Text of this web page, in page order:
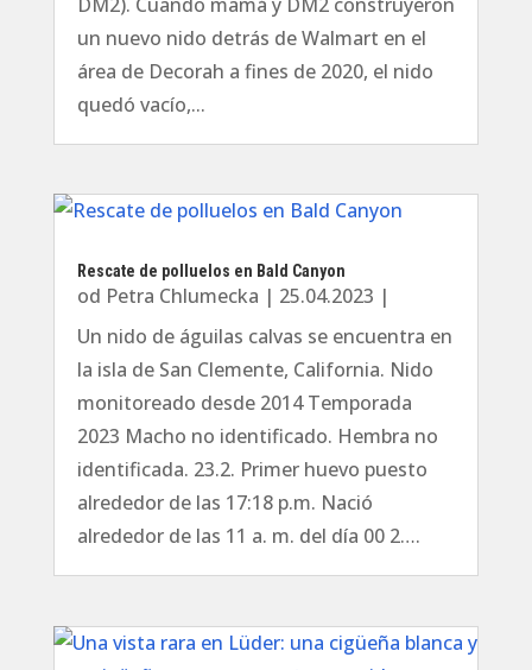
un nuevo nido detrás de Walmart en el
área de Decorah a fines de 2020, el nido
quedó vacío,...
Rescate de polluelos en Bald Canyon
od Petra Chlumecka | 25.04.2023 |
Un nido de águilas calvas se encuentra en
la isla de San Clemente, California. Nido
monitoreado desde 2014 Temporada
2023 Macho no identificado. Hembra no
identificada. 23.2. Primer huevo puesto
alrededor de las 17:18 p.m. Nació
alrededor de las 11 a. m. del día 00 2….